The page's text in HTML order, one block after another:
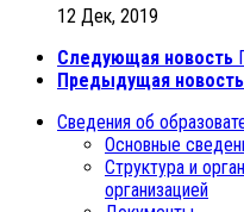
12 Дек, 2019
Следующая новость
Предыдущая новость
Сведения об
Основные
Структура и
организацией